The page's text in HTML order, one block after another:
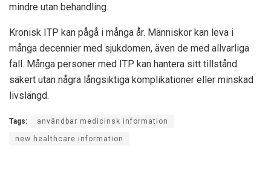
mindre utan behandling.
Kronisk ITP kan pågå i många år. Människor kan leva i
många decennier med sjukdomen, även de med allvarliga
fall. Många personer med ITP kan hantera sitt tillstånd
säkert utan några långsiktiga komplikationer eller minskad
livslängd.
Tags: användbar medicinsk information
new healthcare information